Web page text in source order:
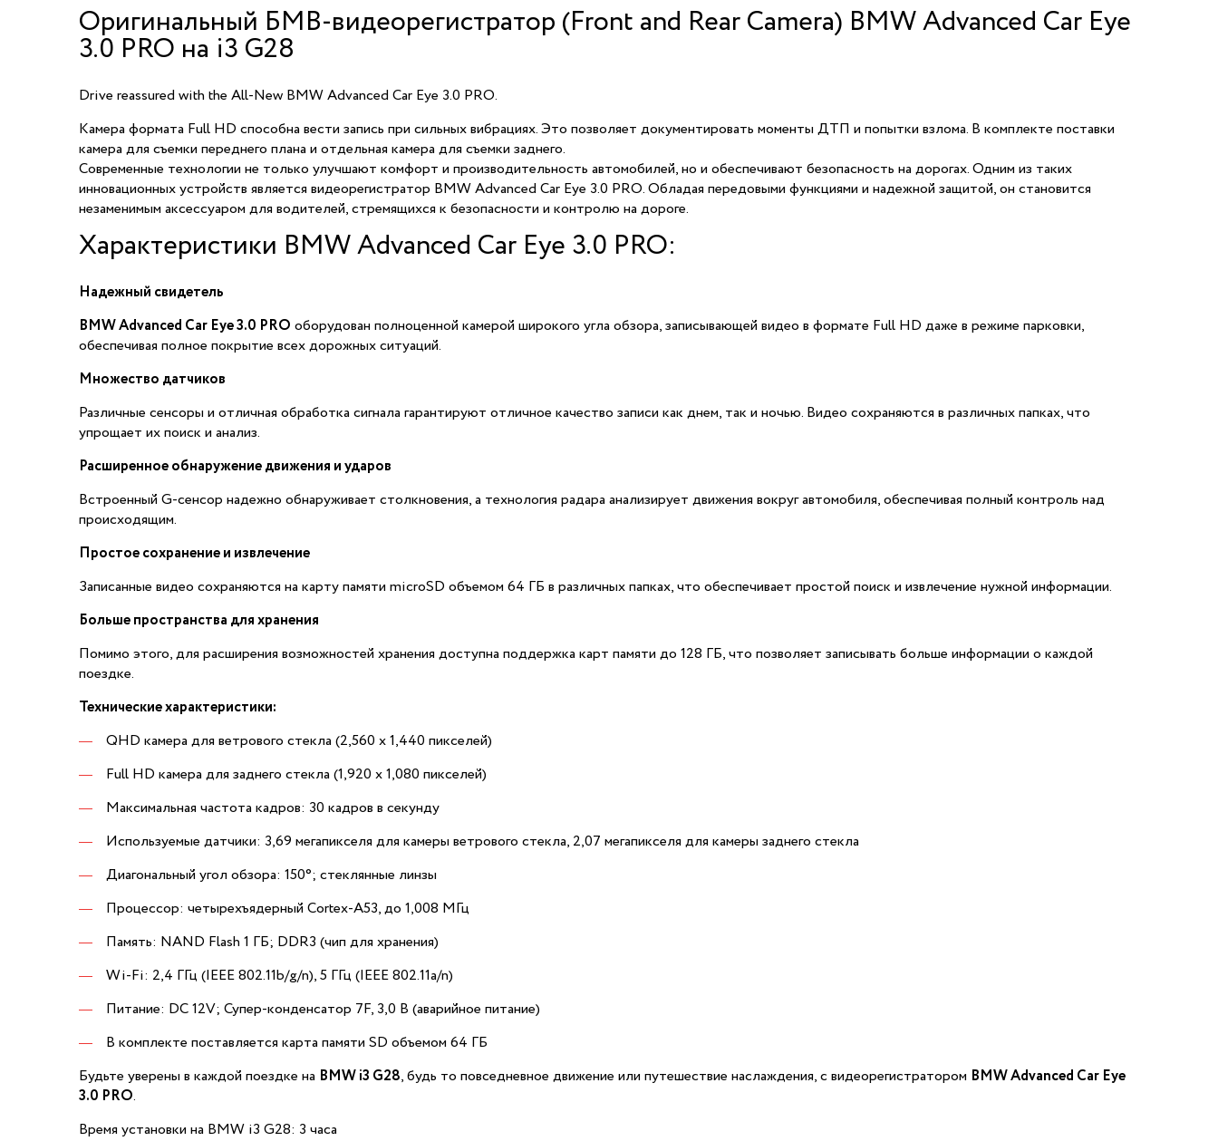
Оригинальный БМВ-видеорегистратор (Front and Rear Camera) BMW Advanced Car Eye
3.0 PRO на i3 G28
Drive reassured with the All-New BMW Advanced Car Eye 3.0 PRO.
Камера формата Full HD способна вести запись при сильных вибрациях. Это позволяет документировать моменты ДТП и попытки взлома. В комплекте поставки
камера для съемки переднего плана и отдельная камера для съемки заднего.
Современные технологии не только улучшают комфорт и производительность автомобилей, но и обеспечивают безопасность на дорогах. Одним из таких
инновационных устройств является видеорегистратор BMW Advanced Car Eye 3.0 PRO. Обладая передовыми функциями и надежной защитой, он становится
незаменимым аксессуаром для водителей, стремящихся к безопасности и контролю на дороге.
Характеристики BMW Advanced Car Eye 3.0 PRO:
Надежный свидетель
BMW Advanced Car Eye 3.0 PRO оборудован полноценной камерой широкого угла обзора, записывающей видео в формате Full HD даже в режиме парковки,
обеспечивая полное покрытие всех дорожных ситуаций.
Множество датчиков
Различные сенсоры и отличная обработка сигнала гарантируют отличное качество записи как днем, так и ночью. Видео сохраняются в различных папках, что
упрощает их поиск и анализ.
Расширенное обнаружение движения и ударов
Встроенный G-сенсор надежно обнаруживает столкновения, а технология радара анализирует движения вокруг автомобиля, обеспечивая полный контроль над
происходящим.
Простое сохранение и извлечение
Записанные видео сохраняются на карту памяти microSD объемом 64 ГБ в различных папках, что обеспечивает простой поиск и извлечение нужной информации.
Больше пространства для хранения
Помимо этого, для расширения возможностей хранения доступна поддержка карт памяти до 128 ГБ, что позволяет записывать больше информации о каждой
поездке.
Технические характеристики:
QHD камера для ветрового стекла (2,560 x 1,440 пикселей)
Full HD камера для заднего стекла (1,920 x 1,080 пикселей)
Максимальная частота кадров: 30 кадров в секунду
Используемые датчики: 3,69 мегапикселя для камеры ветрового стекла, 2,07 мегапикселя для камеры заднего стекла
Диагональный угол обзора: 150°; стеклянные линзы
Процессор: четырехъядерный Cortex-A53, до 1,008 МГц
Память: NAND Flash 1 ГБ; DDR3 (чип для хранения)
Wi-Fi: 2,4 ГГц (IEEE 802.11b/g/n), 5 ГГц (IEEE 802.11a/n)
Питание: DC 12V; Супер-конденсатор 7F, 3,0 В (аварийное питание)
В комплекте поставляется карта памяти SD объемом 64 ГБ
Будьте уверены в каждой поездке на BMW i3 G28, будь то повседневное движение или путешествие наслаждения, с видеорегистратором BMW Advanced Car Eye
3.0 PRO.
Время установки на BMW i3 G28: 3 часа